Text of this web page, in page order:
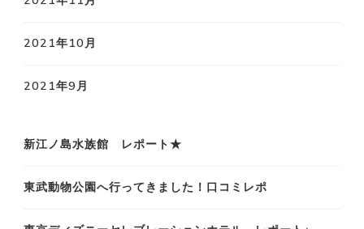
2021年10月
2021年9月
新江ノ島水族館 レポート★
東武動物公園へ行ってきました！口コミレポ